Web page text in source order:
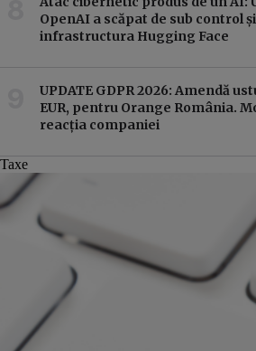
OpenAI a scăpat de sub control
infrastructura Hugging Face
UPDATE GDPR 2026: Amendă
EUR, pentru Orange România.
reacția companiei
Taxe